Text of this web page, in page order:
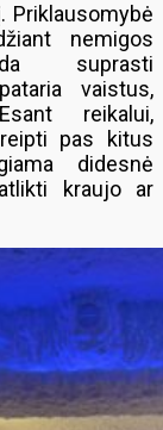
Priklausomybė
nemigos
suprasti
vaistus,
reikalui,
pas kitus
didesnė
kraujo ar